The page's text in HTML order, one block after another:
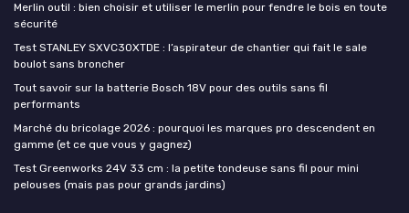
Merlin outil : bien choisir et utiliser le merlin pour fendre le bois en toute
sécurité
Test STANLEY SXVC30XTDE : l’aspirateur de chantier qui fait le sale
boulot sans broncher
Tout savoir sur la batterie Bosch 18V pour des outils sans fil
performants
Marché du bricolage 2026 : pourquoi les marques pro descendent en
gamme (et ce que vous y gagnez)
Test Greenworks 24V 33 cm : la petite tondeuse sans fil pour mini
pelouses (mais pas pour grands jardins)